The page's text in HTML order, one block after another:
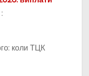
:
коли ТЦК